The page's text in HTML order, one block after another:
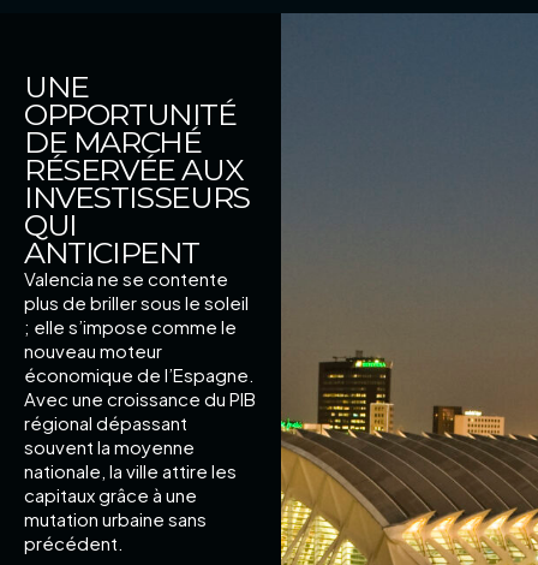
UNE
OPPORTUNITÉ
DE MARCHÉ
RÉSERVÉE AUX
INVESTISSEURS
QUI
ANTICIPENT
Valencia ne se contente
plus de briller sous le soleil
; elle s’impose comme le
nouveau moteur
économique de l’Espagne.
Avec une croissance du PIB
régional dépassant
souvent la moyenne
nationale, la ville attire les
capitaux grâce à une
mutation urbaine sans
précédent.